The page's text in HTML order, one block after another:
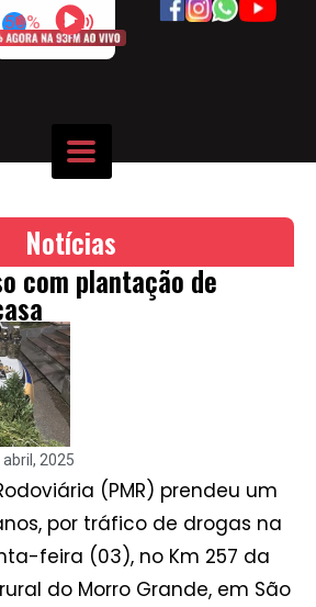
50%
Notícias
com plantação de
abril, 2025
(PMR) prendeu um
por tráfico de drogas na
feira (03), no Km 257 da
do Morro Grande, em São